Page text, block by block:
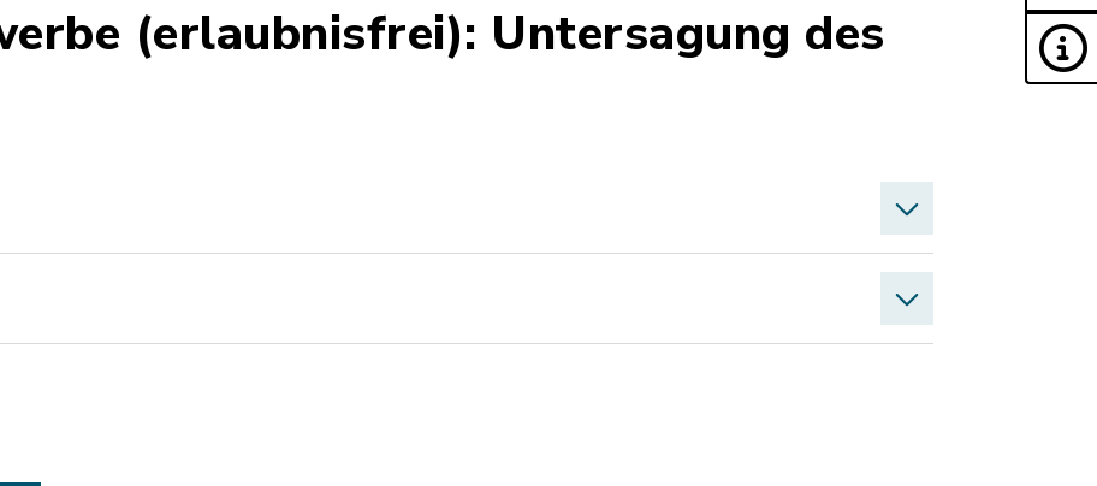
(erlaubnisfrei): Untersagung des